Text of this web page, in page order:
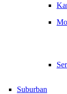
Suburban